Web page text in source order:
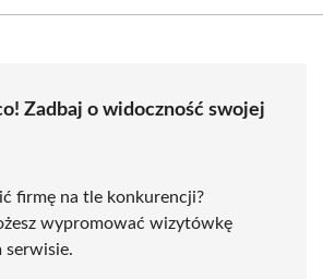
Zadbaj o widoczność swojej
firmę na tle konkurencji?
wypromować wizytówkę
serwisie.